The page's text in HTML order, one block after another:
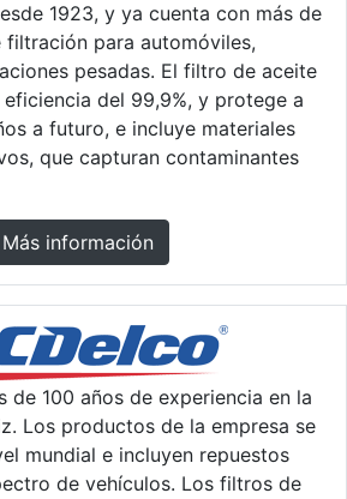
1923, y ya cuenta con más de
para automóviles,
pesadas. El filtro de aceite
eficiencia del 99,9%, y protege a
a futuro, e incluye materiales
que capturan contaminantes
Más información
de 100 años de experiencia en la
Los productos de la empresa se
mundial e incluyen repuestos
de vehículos. Los filtros de